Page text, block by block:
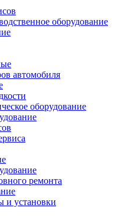
оборудование
автомобиля
оборудование
ремонта
и установки